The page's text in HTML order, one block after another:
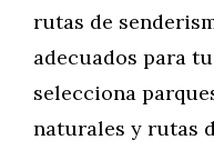
rutas de
adecuados para
selecciona
naturales y rutas